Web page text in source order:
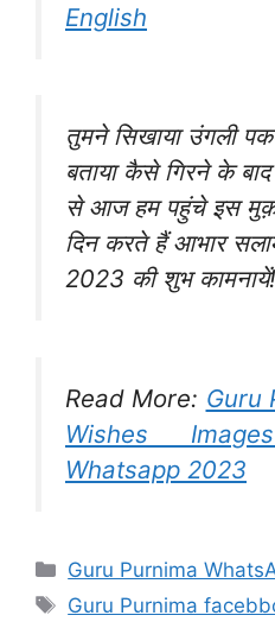
English
तुमने सिखाया उंगली
बताया कैसे गिरने के
से आज हम पहुंचे इस
दिन करते हैं आभार
2023 की शुभ कामनायें!
Read More: Guru
Wishes
Whatsapp 2023
Categories
Guru Purnima
Tags
Guru Purnima